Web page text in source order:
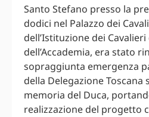
Santo Stefano presso la
dodici nel Palazzo dei
dell’Istituzione dei
dell’Accademia, era stato
sopraggiunta emergenza
della Delegazione Toscana
memoria del Duca,
realizzazione del progetto